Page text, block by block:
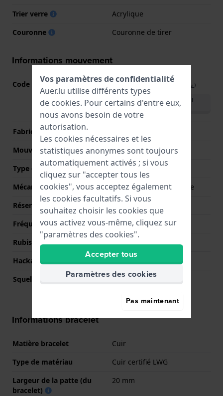
Trier verre
Acrylique
Couronne
Couronne de tirer
Informations mouvement
Code Mouvement M02N Voir les spécifications )
Télécharger le manuel
(English)
Fabricant de mouvement
Mouvement suisse
Non
Type d'affichage
Analogique
Mécanisme
Mécanique automatique
Réserve de marche
Fréquence
21600
Rubis
21
Hackable
Squelette
Non
Informations bracelet
Matière bracelet
Cuir
Type de matériau
Cuir certifié LWG
Largeur de la patte (du
bracelet)
20 mm
Vos paramètres de confidentialité
Auer.lu utilise différents types
de cookies. Pour certains d'entre eux,
nous avons besoin de votre
autorisation.
Les cookies nécessaires et les
statistiques anonymes sont toujours
automatiquement activés ; si vous
cliquez sur "accepter tous les
cookies", vous acceptez également
les cookies facultatifs. Si vous
souhaitez choisir les cookies que
vous activez vous-même, cliquez sur
"paramètres des cookies".
Accepter tous
Paramètres des cookies
Pas maintenant